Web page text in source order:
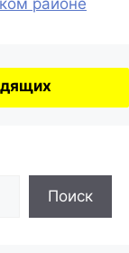
районе
Поиск